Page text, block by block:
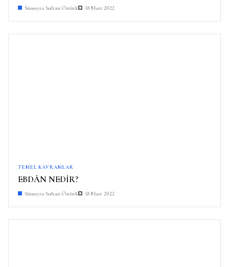
Sümeyra Sultan Öztürk 18 Mart 2022
TEMEL KAVRAMLAR
EBDÂN NEDİR?
Sümeyra Sultan Öztürk 18 Mart 2022